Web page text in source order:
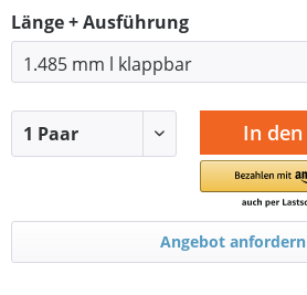
Länge + Ausführung
In den
Angebot anfordern